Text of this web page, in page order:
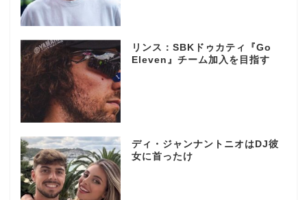
リンス：SBKドゥカティ『Go
Eleven』チーム加入を目指す
ディ・ジャンナントニオはDJ彼
女に首ったけ